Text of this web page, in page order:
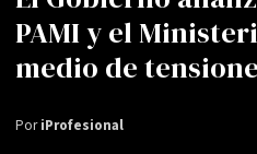
PAMI y el
medio de
PoriProfesional